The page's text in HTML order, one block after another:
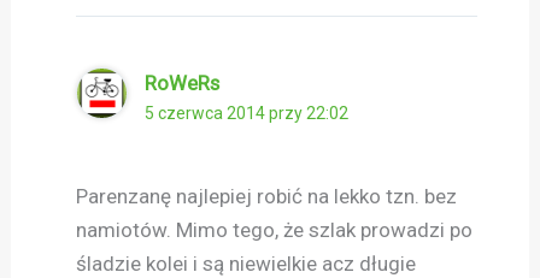
RoWeRs
5 czerwca 2014 przy 22:02
Parenzanę najlepiej robić na lekko tzn. bez
namiotów. Mimo tego, że szlak prowadzi po
śladzie kolei i są niewielkie acz długie